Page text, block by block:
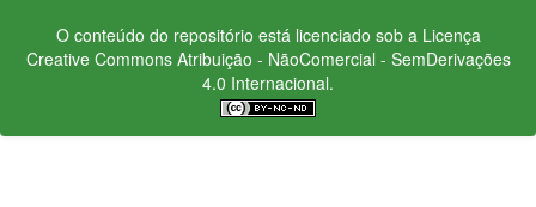
O conteúdo do repositório está licenciado sob a Licença
Creative CommonsAtribuição - NãoComercial - SemDerivações
4.0 Internacional.